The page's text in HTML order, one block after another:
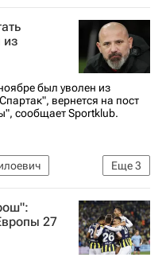
Спорт
из
был уволен из
вернется на пост
сообщает Sportklub.
Еще3
по футболу)
27